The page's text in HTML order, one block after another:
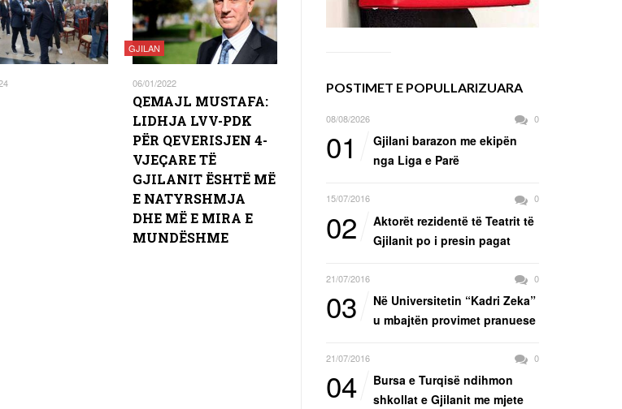
GJILAN
06/01/2022
QEMAJL MUSTAFA:
LIDHJA LVV-PDK
PËR QEVERISJEN 4-
VJEÇARE TË
GJILANIT ËSHTË MË
E NATYRSHMJA
DHE MË E MIRA E
MUNDËSHME
POSTIMET E POPULLARIZUARA
08/08/2026 0
01
Gjilani barazon me ekipën
nga Liga e Parë
15/07/2016 0
02
Aktorët rezidentë të Teatrit të
Gjilanit po i presin pagat
21/07/2016 0
03
Në Universitetin “Kadri Zeka”
u mbajtën provimet pranuese
21/07/2016 0
04
Bursa e Turqisë ndihmon
shkollat e Gjilanit me mjete